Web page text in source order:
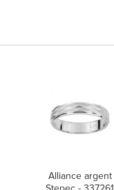
Alliance argent